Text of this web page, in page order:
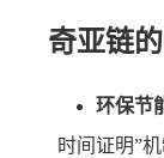
奇亚链
环保节
时间证明”